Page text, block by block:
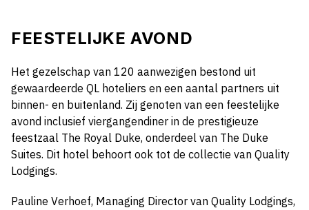
FEESTELIJKE AVOND
Het gezelschap van 120 aanwezigen bestond uit
gewaardeerde QL hoteliers en een aantal partners uit
binnen- en buitenland. Zij genoten van een feestelijke
avond inclusief viergangendiner in de prestigieuze
feestzaal The Royal Duke, onderdeel van The Duke
Suites. Dit hotel behoort ook tot de collectie van Quality
Lodgings.
Pauline Verhoef, Managing Director van Quality Lodgings,